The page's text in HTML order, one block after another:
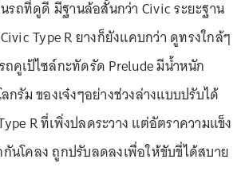
รถที่ดูดี มีฐานล้อสั้นกว่า Civic ระยะฐาน
Type R ยางก็ยังแคบกว่า ดูทรงใกล้ๆ
ถคูเป้ไซล์กะทัดรัด Prelude มีน้ำหนัก
กรัม ของเจ๋งๆอย่างช่วงล่างแบบปรับได้
R ที่เพิ่งปลดระวาง แต่อัตราความแข็ง
นโคลง ถูกปรับลดลงเพื่อให้ขับขี่ได้สบาย